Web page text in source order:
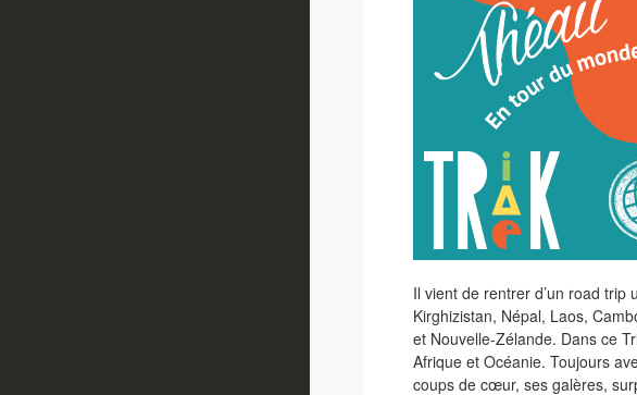
Il vient de rentrer d’un road
Kirghizistan, Népal, Laos,
et Nouvelle-Zélande. Dans ce
Afrique et Océanie. Toujours
coups de cœur, ses galères,